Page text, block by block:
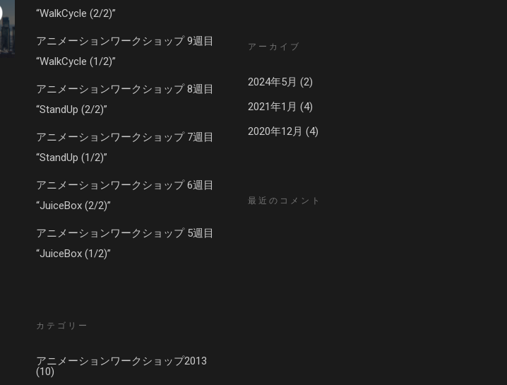
“WalkCycle (2/2)”
アニメーションワークショップ 9週目
“WalkCycle (1/2)”
アニメーションワークショップ 8週目
“StandUp (2/2)”
アニメーションワークショップ 7週目
“StandUp (1/2)”
アニメーションワークショップ 6週目
“JuiceBox (2/2)”
アニメーションワークショップ 5週目
“JuiceBox (1/2)”
カテゴリー
アニメーションワークショップ2013
(10)
アーカイブ
2024年5月 (2)
2021年1月 (4)
2020年12月 (4)
最近のコメント